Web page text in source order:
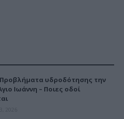
υδροδότησης την
Ιωάννη – Ποιες οδοί